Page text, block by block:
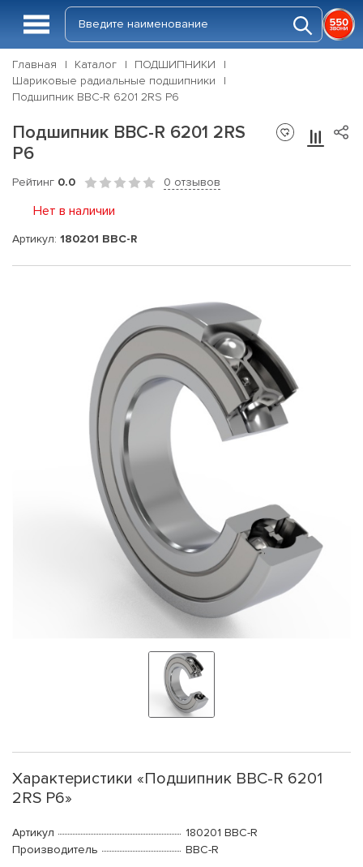
Главная Каталог
ПОДШИПНИКИ
Шариковые радиальные подшипники
Подшипник BBC-R 6201 2RS P6
Подшипник BBC-R 6201 2RS
P6
Рейтинг 0.0 0 отзывов
Нет в наличии
Артикул: 180201 BBC-R
Характеристики «Подшипник BBC-R 6201
2RS P6»
Артикул
180201 BBC-R
Производитель
BBC-R